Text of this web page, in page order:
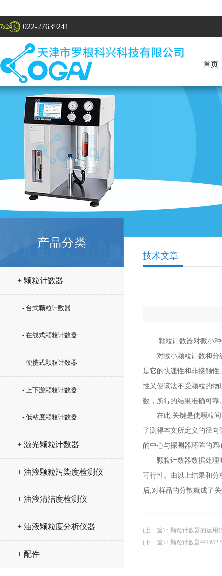
022-27639241
首页
产品分类
+ 颗粒计数器
- 台式颗粒计数器
- 在线式颗粒计数器
- 便携式颗粒计数器
- 上下游颗粒计数器
- 低粘度颗粒计数器
+ 激光颗粒计数器
+ 油液颗粒污染度检测仪
+ 油液清洁度检测仪
+ 油液颗粒度分析仪器
+ 配件
技术文章
颗粒计数器对微小种
对微小颗粒计数和分级
是它的快速性和非接触
性又使该法不受颗粒的物
数，所得的结果准确可靠
在此,关键是使颗粒间
了测得本文所定义的径
的中心与探测器环阵的
颗粒计数器数据处理时
可行性。由以上结果和
后,对样品的分散就成了
(上一篇) ： 颗粒计数器的运用
(下一篇) ： 颗粒计数器中